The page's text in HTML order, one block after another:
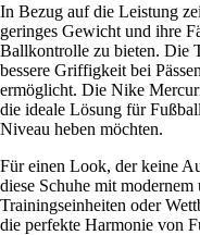
In Bezug auf die Leistung
geringes Gewicht und ihre
Ballkontrolle zu bieten. Die
bessere Griffigkeit bei
ermöglicht. Die Nike
die ideale Lösung für
Niveau heben möchten.
Für einen Look, der keine
diese Schuhe mit
Trainingseinheiten oder
die perfekte Harmonie von